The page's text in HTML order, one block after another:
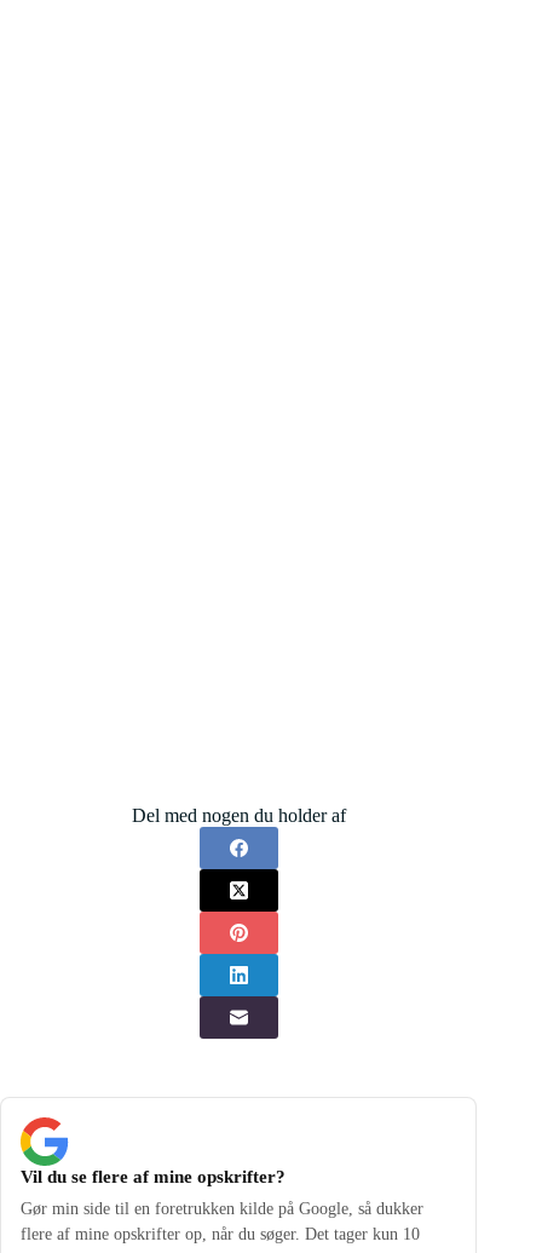
Del med nogen du holder af
Vil du se flere af mine opskrifter?
Gør min side til en foretrukken kilde på Google, så dukker
flere af mine opskrifter op, når du søger. Det tager kun 10